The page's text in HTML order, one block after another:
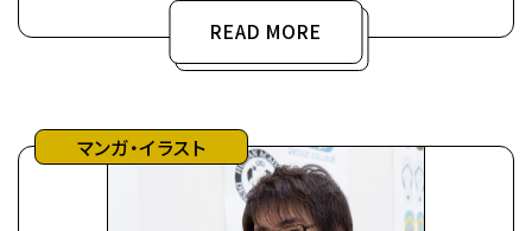
READ MORE
マンガ・イラスト